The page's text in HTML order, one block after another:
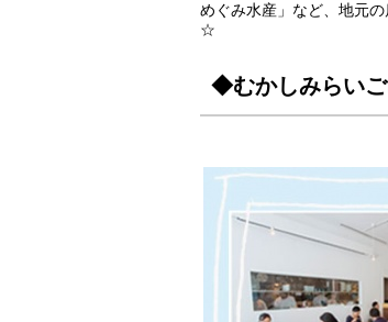
めぐみ水産」など、地元
☆
◆むかしみらい